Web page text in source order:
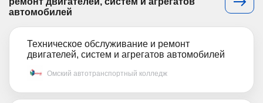
автомобилей
Техническое обслуживание и ремонт
двигателей, систем и агрегатов автомобилей
Омский автотранспортный колледж